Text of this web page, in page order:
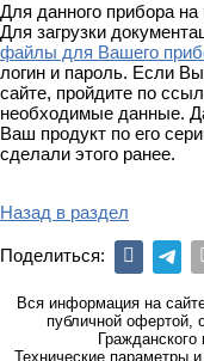
Для данного прибора
Для загрузки
файлы для Вашего
логин и пароль. Если
сайте, пройдите по
необходимые данные.
Ваш продукт по его
сделали этого ранее.
Назад в раздел
Поделиться:
Вся информация на
публичной офертой,
Технические параметры